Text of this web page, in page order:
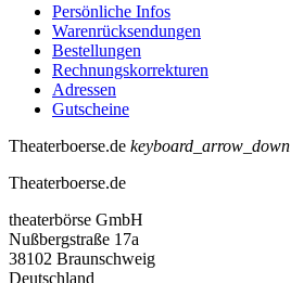
Persönliche Infos
Warenrücksendungen
Bestellungen
Rechnungskorrekturen
Adressen
Gutscheine
Theaterboerse.de keyboard_arrow_down
Theaterboerse.de
theaterbörse GmbH
Nußbergstraße 17a
38102 Braunschweig
Deutschland